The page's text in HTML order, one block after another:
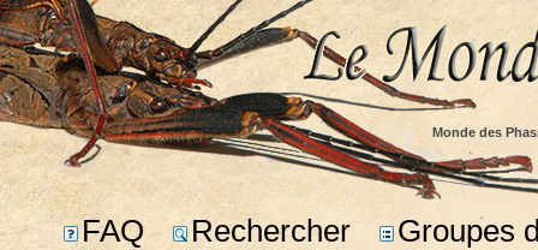
Monde des
FAQ Rechercher
Groupes